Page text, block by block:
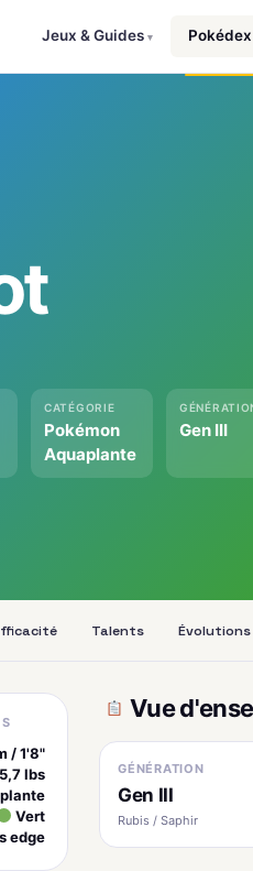
Jeux & Guides ▾ Pokédex
CATÉGORIE
Pokémon
Aquaplante
Gen III
Talents Évolutions
/ 1'8"
lbs
Vert
edge
Vue
GÉNÉRATION
Gen III
Rubis / Saphir